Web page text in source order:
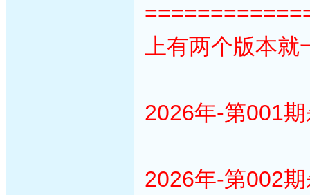
上有两个版本
2026年-第001
2026年-第002